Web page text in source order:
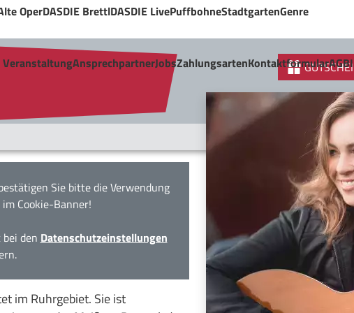
OperDASDIE BrettlDASDIE LivePuffbohneStadtgartenGenre
VeranstaltungAnsprechpartnerJobsZahlungsartenKontaktformularAGB
Sie bitte die Verwendung
Cookie-Banner!
den Datenschutzeinstellungen
im Ruhrgebiet. Sie ist